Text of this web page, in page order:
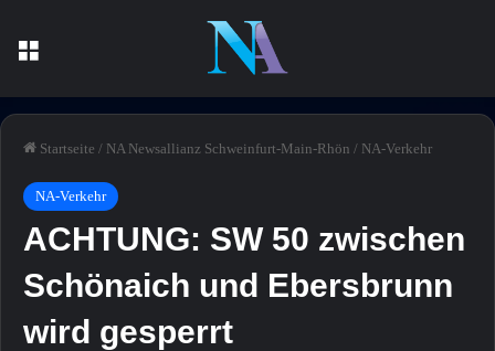
Startseite / NA Newsallianz Schweinfurt-Main-Rhön / NA-Verkehr
NA-Verkehr
ACHTUNG: SW 50 zwischen
Schönaich und Ebersbrunn
wird gesperrt